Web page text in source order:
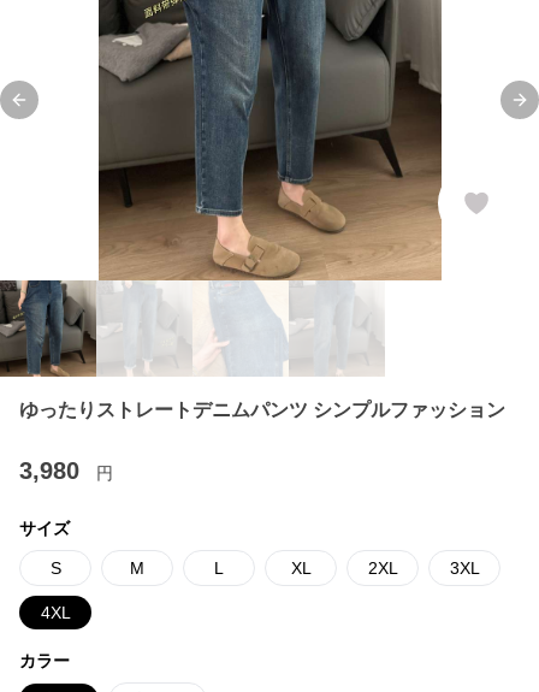
Previous slide
ゆったりストレートデニムパンツ シンプルファッション
3,980 円
サイズ
S M L XL 2XL 3XL
4XL
カラー